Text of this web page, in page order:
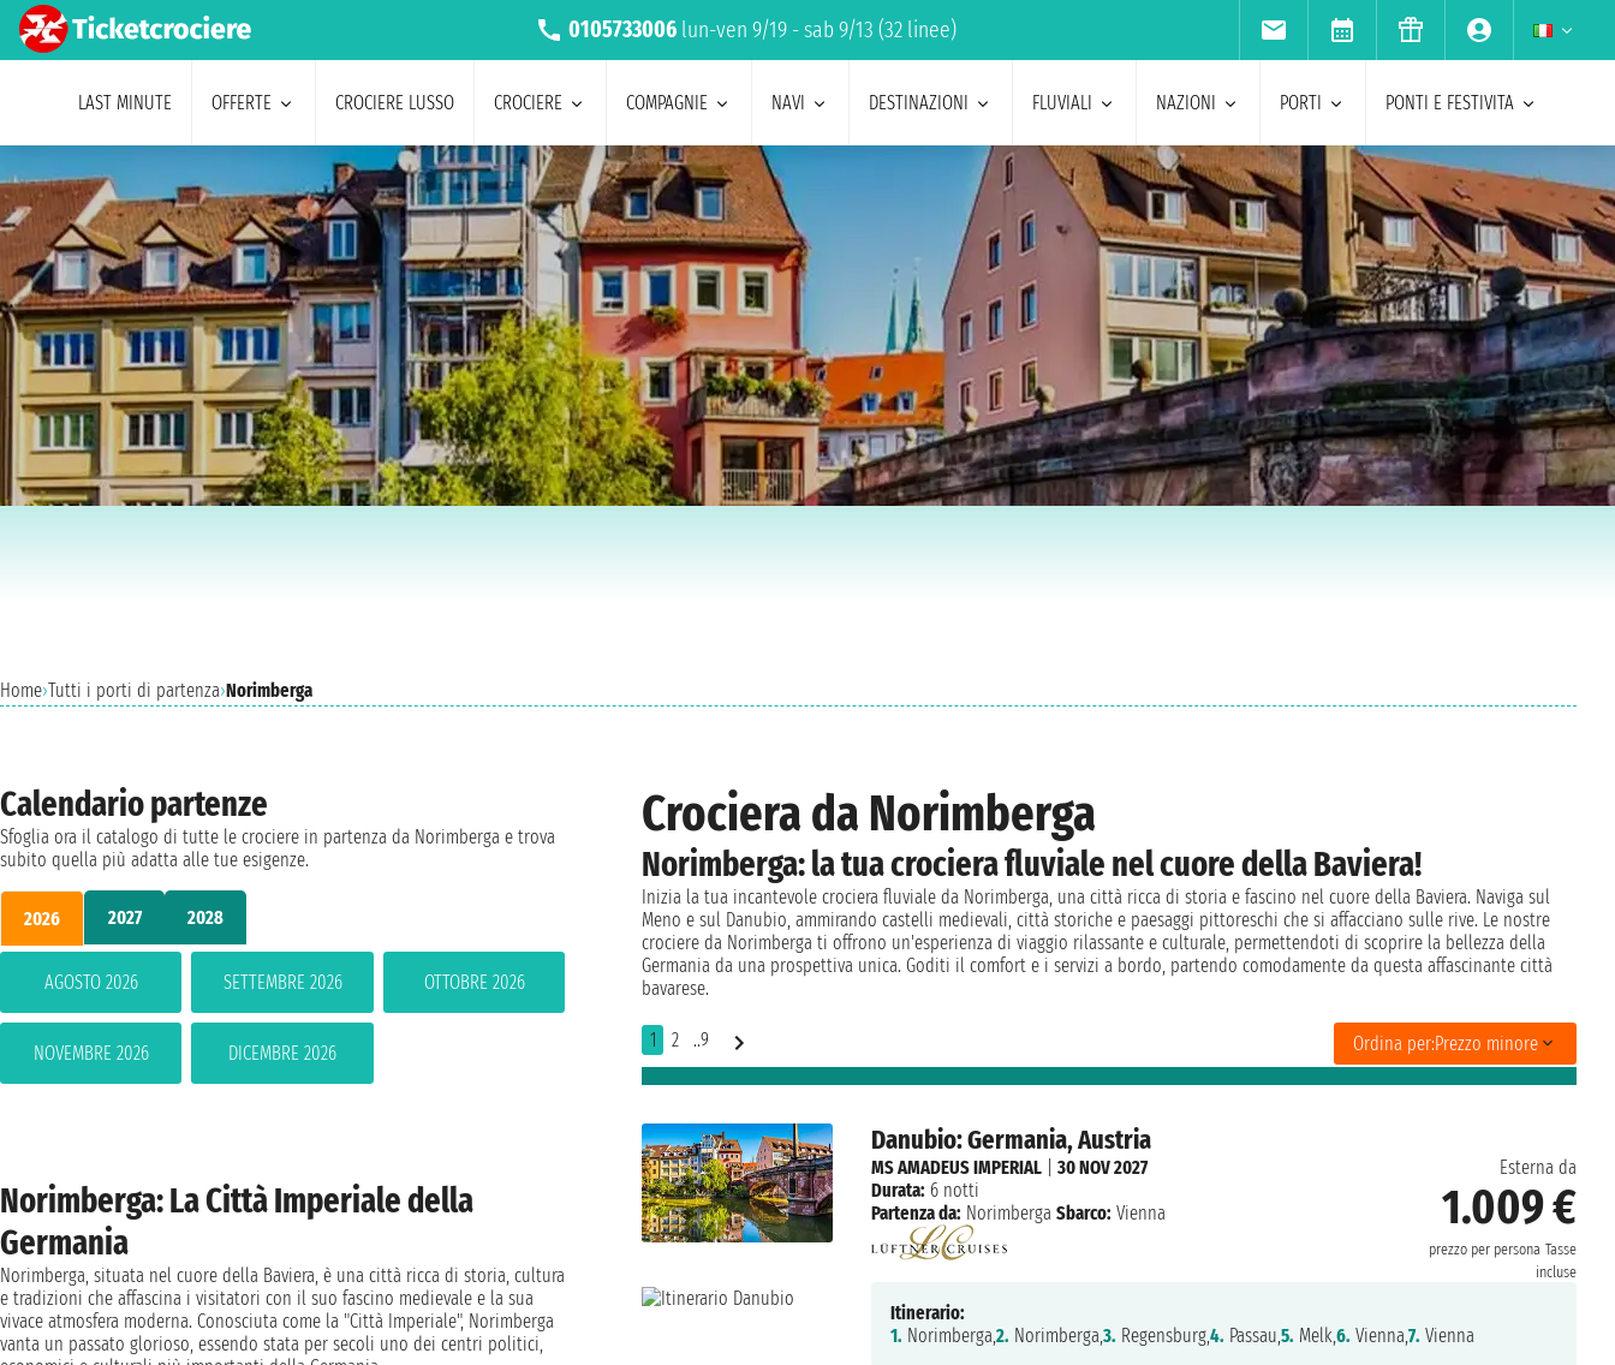
0105733006 lun-ven 9/19 - sab 9/13 (32 linee)
LAST MINUTE OFFERTE CROCIERE LUSSO CROCIERE COMPAGNIE NAVI DESTINAZIONI FLUVIALI NAZIONI PORTI PONTI E FESTIVITA
Home›Tutti i porti di partenza›Norimberga
Crociera da Norimberga
Norimberga: la tua crociera fluviale nel cuore della Baviera!
Inizia la tua incantevole crociera fluviale da Norimberga, una città ricca di storia e fascino nel cuore della Baviera. Naviga sul
Meno e sul Danubio, ammirando castelli medievali, città storiche e paesaggi pittoreschi che si affacciano sulle rive. Le nostre
crociere da Norimberga ti offrono un'esperienza di viaggio rilassante e culturale, permettendoti di scoprire la bellezza della
Germania da una prospettiva unica. Goditi il comfort e i servizi a bordo, partendo comodamente da questa affascinante città
bavarese.
1 2 ..9 Ordina per:Prezzo minore
Danubio: Germania, Austria
Esterna da
1.009 €
prezzo per persona Tasse
incluse
MS AMADEUS IMPERIAL| 30 NOV 2027
Durata: 6 notti
Partenza da: Norimberga Sbarco: Vienna
Itinerario:
1. Norimberga,2. Norimberga,3. Regensburg,4. Passau,5. Melk,6. Vienna,7. Vienna
Calendario partenze
Sfoglia ora il catalogo di tutte le crociere in partenza da Norimberga e trova
subito quella più adatta alle tue esigenze.
2026 2027 2028
AGOSTO 2026 SETTEMBRE 2026 OTTOBRE 2026
NOVEMBRE 2026 DICEMBRE 2026
Norimberga: La Città Imperiale della
Germania
Norimberga, situata nel cuore della Baviera, è una città ricca di storia, cultura
e tradizioni che affascina i visitatori con il suo fascino medievale e la sua
vivace atmosfera moderna. Conosciuta come la "Città Imperiale", Norimberga
vanta un passato glorioso, essendo stata per secoli uno dei centri politici,